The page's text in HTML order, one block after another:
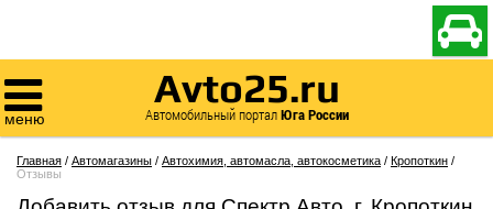


меню
Avto25.ru
Автомобильный порталЮга России
Главная / Автомагазины / Автохимия, автомасла, автокосметика / Кропоткин /
Отзывы